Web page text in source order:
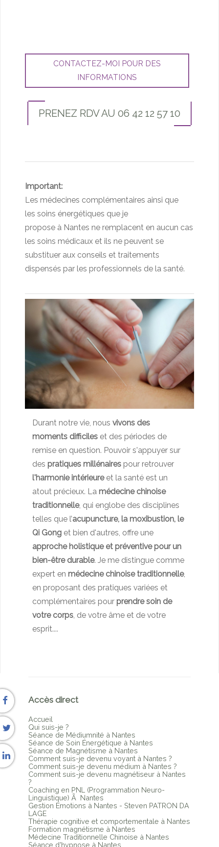
CONTACTEZ-MOI POUR DES
INFORMATIONS
PRENEZ RDV AU 06 42 12 57 10
Important:
Les médecines complémentaires ainsi que
les soins énergétiques que je
propose à Nantes ne remplacent en aucun cas
les soins médicaux et ils ne peuvent se
substituer aux conseils et traitements
dispensés par les professionnels de la santé.
Durant notre vie, nous vivons des
moments difficiles et des périodes de
remise en question. Pouvoir s'appuyer sur
des pratiques millénaires pour retrouver
l'harmonie intérieureet la santé est un
atout précieux. La médecine chinoise
traditionnelle, qui englobe des disciplines
telles que l’acupuncture, la moxibustion, le
Qi Gong et bien d'autres, offre une
approche holistique et préventive pour un
bien-être durable. Je me distingue comme
expert en médecine chinoise traditionnelle,
en proposant des pratiques variées et
complémentaires pour prendre soin de
votre corps, de votre âme et de votre
esprit....
Accès direct
Accueil
Qui suis-je ?
Séance de Médiumnité à Nantes
Séance de Soin Énergétique à Nantes
Séance de Magnétisme à Nantes
Comment suis-je devenu voyant à Nantes ?
Comment suis-je devenu médium à Nantes ?
Comment suis-je devenu magnétiseur à Nantes
?
Coaching en PNL (Programmation Neuro-
Linguistique) Ã Nantes
Gestion Émotions à Nantes - Steven PATRON DA
LAGE
Thérapie cognitive et comportementale à Nantes
Formation magnétisme à Nantes
Médecine Traditionnelle Chinoise à Nantes
Séance d'hypnose à Nantes